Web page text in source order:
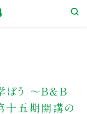
ぼう ～B&B
十五期開講の